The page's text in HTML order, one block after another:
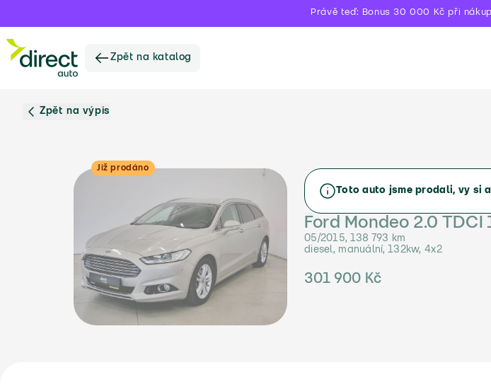
Právě teď: Bonus 30 000 Kč při
Zpět na katalog
Zpět na výpis
Již prodáno
Toto auto jsme prodali, vy si
Ford Mondeo 2.0
05/2015, 138 793 km
diesel, manuální, 132kw, 4x2
301 900 Kč